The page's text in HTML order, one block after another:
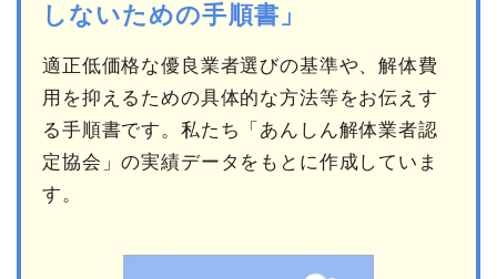
しないための手順書」
適正低価格な優良業者選びの基準や、解体費
用を抑えるための具体的な方法等をお伝えす
る手順書です。私たち「あんしん解体業者認
定協会」の実績データをもとに作成していま
す。